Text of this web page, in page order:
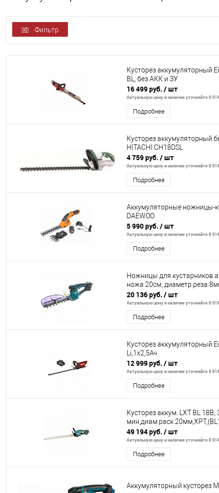
Фильтр
Кусторез аккумуляторный
BL, без АКК и ЗУ
16 499 руб. / шт
Актуальную цену и наличие уточняйте 8
Подробнее
Кусторез аккумуляторный
HITACHI CH18DSL
4 759 руб. / шт
Актуальную цену и наличие уточняйте 8
Подробнее
Аккумуляторные ножницы-
DAEWOO
5 990 руб. / шт
Актуальную цену и наличие уточняйте 8
Подробнее
Ножницы для кустарников
ножа 20см, диаметр реза
20 136 руб. / шт
Актуальную цену и наличие уточняйте 8
Подробнее
Кусторез аккумуляторный
Li,1x2,5Ач
12 999 руб. / шт
Актуальную цену и наличие уточняйте 8
Подробнее
Кусторез аккум. LXT BL
49 194 руб. / шт
Актуальную цену и наличие уточняйте 8
Подробнее
Аккумуляторный кусторез